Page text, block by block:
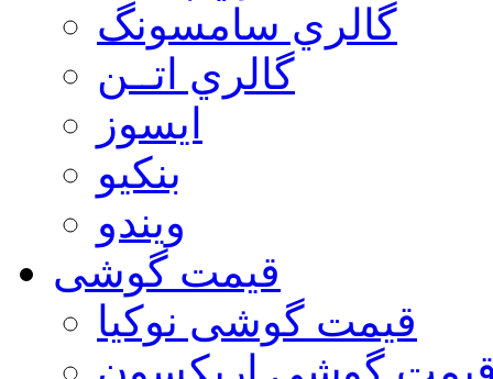
گالري سامسونگ
گالري اتــن
ایسوز
بنکیو
ویندو
قیمت گوشی
قیمت گوشی نوكيا